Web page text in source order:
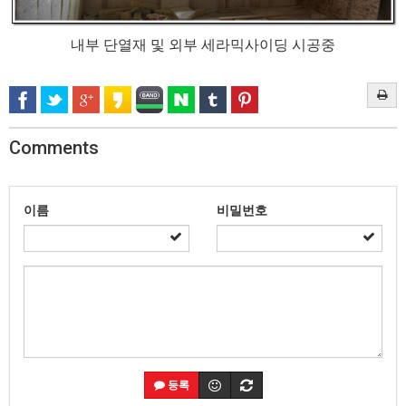
내부 단열재 및 외부 세라믹사이딩 시공중
Comments
이름 비밀번호
등록